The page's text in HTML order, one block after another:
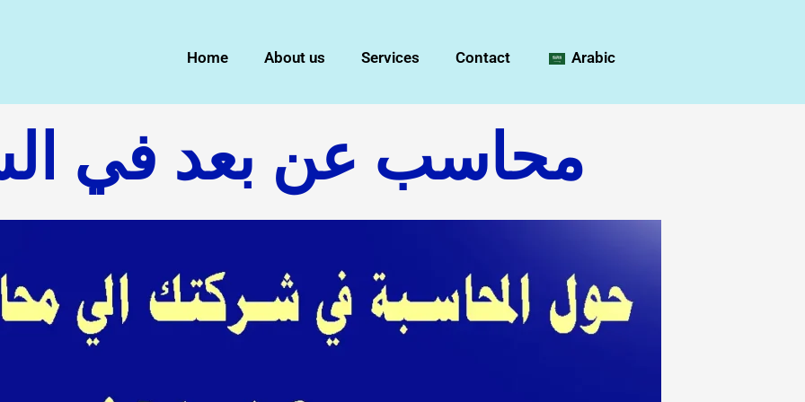
Home About us Services Contact Arabic
محاسب عن بعد في